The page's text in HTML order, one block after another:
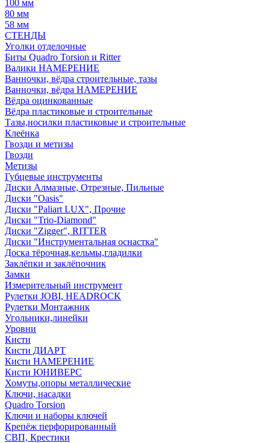
100 мм
80 мм
58 мм
СТЕНДЫ
Уголки отделочные
Биты Quadro Torsion и Ritter
Валики НАМЕРЕНИЕ
Ванночки, вёдра строительные, тазы
Ванночки, вёдра НАМЕРЕНИЕ
Вёдра оцинкованные
Вёдра пластиковые и строительные
Тазы,носилки пластиковые и строительные
Клеёнка
Гвозди и метизы
Гвозди
Метизы
Губцевые инструменты
Диски Алмазные, Отрезные, Пильные
Диски "Oasis"
Диски "Paliart LUX", Прочие
Диски "Trio-Diamond"
Диски "Zigger", RITTER
Диски "Инструментальная оснастка"
Доска тёрочная,кельмы,гладилки
Заклёпки и заклёпочник
Замки
Измерительный инструмент
Рулетки JOBI, HEADROCK
Рулетки Монтажник
Угольники,линейки
Уровни
Кисти
Кисти ДИАРТ
Кисти НАМЕРЕНИЕ
Кисти ЮНИВЕРС
Хомуты,опоры металлические
Ключи, насадки
Quadro Torsion
Ключи и наборы ключей
Крепёж перфорированный
СВП, Крестики